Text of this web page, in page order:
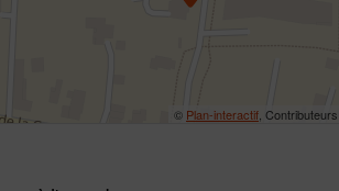
© Plan-interactif,